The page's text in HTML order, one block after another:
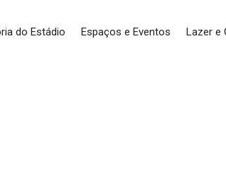
do Estádio Espaços e Eventos Lazer e